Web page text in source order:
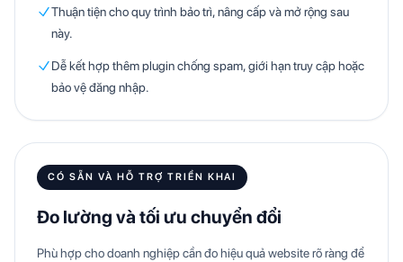
Thuận tiện cho quy trình bảo trì, nâng cấp và mở rộng sau
này.
Dễ kết hợp thêm plugin chống spam, giới hạn truy cập hoặc
bảo vệ đăng nhập.
CÓ SẴN VÀ HỖ TRỢ TRIỂN KHAI
Đo lường và tối ưu chuyển đổi
Phù hợp cho doanh nghiệp cần đo hiệu quả website rõ ràng để